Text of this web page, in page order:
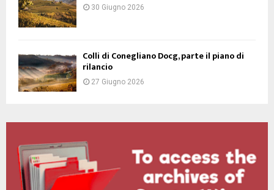
30 Giugno 2026
Colli di Conegliano Docg, parte il piano di
rilancio
27 Giugno 2026